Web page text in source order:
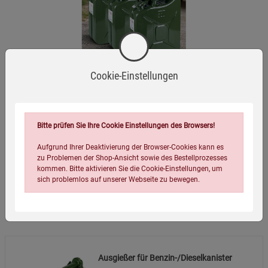
Benzin- und Dieselkanistern mit 21 mm
Rüsseldurchmesser.
ca. 30 cm.
Erhältlich einzeln oder als 3er-Pack.
Bitte beachten Sie die örtlichen
79,99 €
Ausgießer für Benzin-/Dieselkanister
Cookie-Einstellungen
Bitte prüfen Sie Ihre Cookie Einstellungen des Browsers!
Aufgrund Ihrer Deaktivierung der Browser-Cookies kann es
zu Problemen der Shop-Ansicht sowie des Bestellprozesses
kommen. Bitte aktivieren Sie die Cookie-Einstellungen, um
sich problemlos auf unserer Webseite zu bewegen.